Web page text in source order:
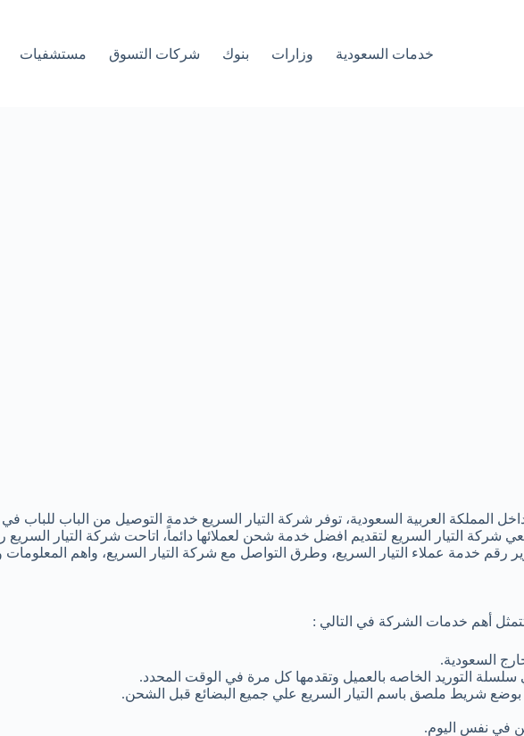
خدمات السعودية وزارات بنوك شركات التسوق مستشفيات
المملكة العربية السعودية، توفر شركة التيار السريع خدمة التوصيل من الباب للباب
التيار السريع لتقديم افضل خدمة شحن لعملائها دائماً، اتاحت شركة التيار
خدمة عملاء التيار السريع، وطرق التواصل مع شركة التيار السريع، واهم المعلومات
أهم خدمات الشركة في التالي :
السعودية.
التوريد الخاصه بالعميل وتقدمها كل مرة في الوقت المحدد.
بوضع شريط ملصق باسم التيار السريع علي جميع البضائع قبل الشحن.
في نفس اليوم.